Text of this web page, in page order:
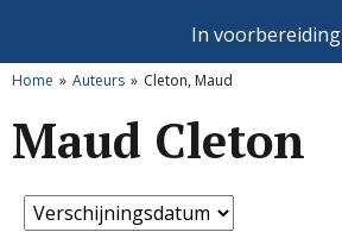
In voorbereiding
Home Auteurs Cleton, Maud
Maud Cleton